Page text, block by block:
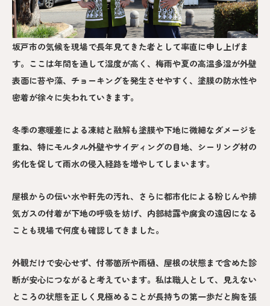
坂戸市の気候を現場で長年見てきた者として率直に申し上げま
す。ここは年間を通して湿度が高く、梅雨や夏の高温多湿が外壁
表面に苔や藻、チョーキングを発生させやすく、塗膜の防水性や
密着が徐々に失われていきます。
冬季の寒暖差による凍結と融解も塗膜や下地に微細なダメージを
重ね、特にモルタル外壁やサイディングの目地、シーリング材の
劣化を促して雨水の侵入経路を増やしてしまいます。
屋根からの伝い水や軒先の汚れ、さらに都市化による粉じんや排
気ガスの付着が下地の呼吸を妨げ、内部結露や腐食の遠因になる
ことも現場で何度も確認してきました。
外観だけで安心せず、付帯箇所や雨樋、屋根の状態まで含めた診
断が安心につながると考えています。私は職人として、見えない
ところの状態を正しく見極めることが長持ちの第一歩だと胸を張